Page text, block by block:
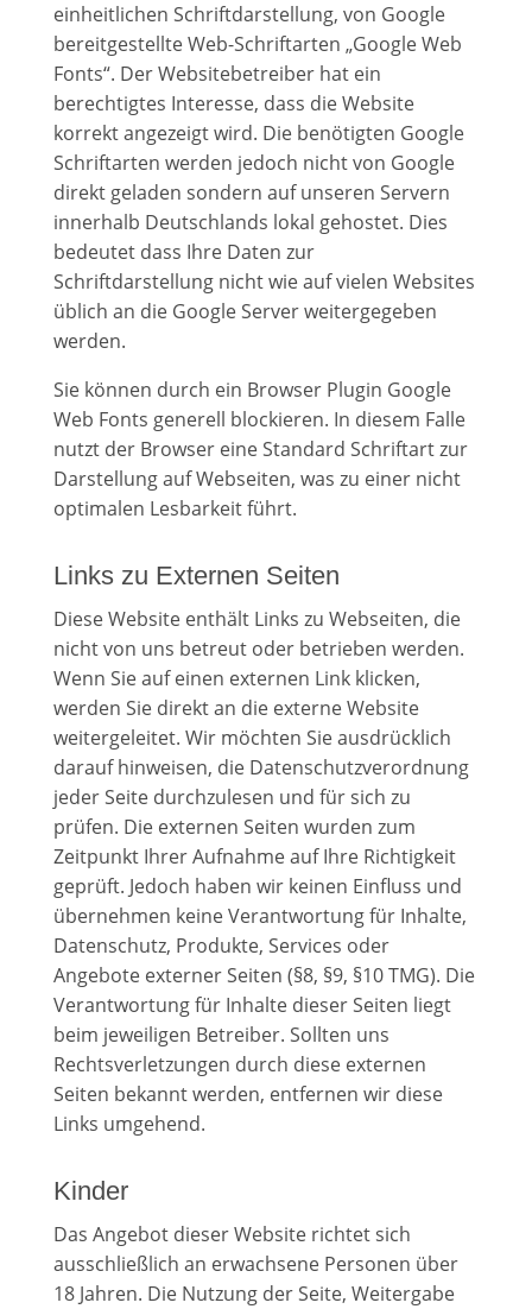
einheitlichen Schriftdarstellung, von Google
bereitgestellte Web-Schriftarten „Google Web
Fonts“. Der Websitebetreiber hat ein
berechtigtes Interesse, dass die Website
korrekt angezeigt wird. Die benötigten Google
Schriftarten werden jedoch nicht von Google
direkt geladen sondern auf unseren Servern
innerhalb Deutschlands lokal gehostet. Dies
bedeutet dass Ihre Daten zur
Schriftdarstellung nicht wie auf vielen Websites
üblich an die Google Server weitergegeben
werden.
Sie können durch ein Browser Plugin Google
Web Fonts generell blockieren. In diesem Falle
nutzt der Browser eine Standard Schriftart zur
Darstellung auf Webseiten, was zu einer nicht
optimalen Lesbarkeit führt.
Links zu Externen Seiten
Diese Website enthält Links zu Webseiten, die
nicht von uns betreut oder betrieben werden.
Wenn Sie auf einen externen Link klicken,
werden Sie direkt an die externe Website
weitergeleitet. Wir möchten Sie ausdrücklich
darauf hinweisen, die Datenschutzverordnung
jeder Seite durchzulesen und für sich zu
prüfen. Die externen Seiten wurden zum
Zeitpunkt Ihrer Aufnahme auf Ihre Richtigkeit
geprüft. Jedoch haben wir keinen Einfluss und
übernehmen keine Verantwortung für Inhalte,
Datenschutz, Produkte, Services oder
Angebote externer Seiten (§8, §9, §10 TMG). Die
Verantwortung für Inhalte dieser Seiten liegt
beim jeweiligen Betreiber. Sollten uns
Rechtsverletzungen durch diese externen
Seiten bekannt werden, entfernen wir diese
Links umgehend.
Kinder
Das Angebot dieser Website richtet sich
ausschließlich an erwachsene Personen über
18 Jahren. Die Nutzung der Seite, Weitergabe